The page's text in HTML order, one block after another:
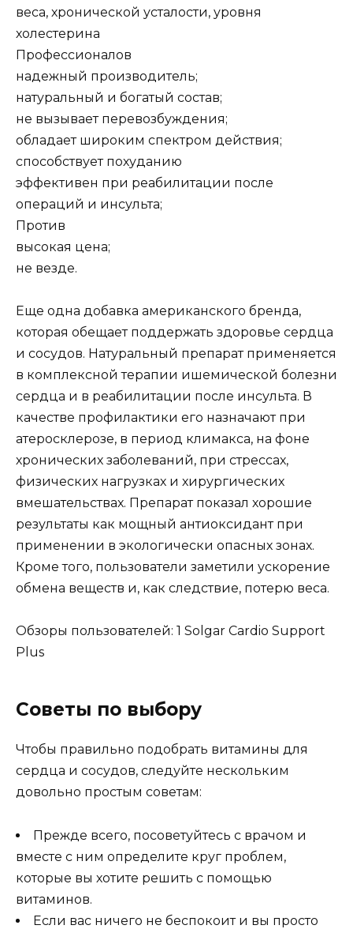
веса, хронической усталости, уровня
холестерина
Профессионалов
надежный производитель;
натуральный и богатый состав;
не вызывает перевозбуждения;
обладает широким спектром действия;
способствует похуданию
эффективен при реабилитации после
операций и инсульта;
Против
высокая цена;
не везде.
Еще одна добавка американского бренда,
которая обещает поддержать здоровье сердца
и сосудов. Натуральный препарат применяется
в комплексной терапии ишемической болезни
сердца и в реабилитации после инсульта. В
качестве профилактики его назначают при
атеросклерозе, в период климакса, на фоне
хронических заболеваний, при стрессах,
физических нагрузках и хирургических
вмешательствах. Препарат показал хорошие
результаты как мощный антиоксидант при
применении в экологически опасных зонах.
Кроме того, пользователи заметили ускорение
обмена веществ и, как следствие, потерю веса.
Обзоры пользователей: 1 Solgar Cardio Support
Plus
Советы по выбору
Чтобы правильно подобрать витамины для
сердца и сосудов, следуйте нескольким
довольно простым советам:
Прежде всего, посоветуйтесь с врачом и
вместе с ним определите круг проблем,
которые вы хотите решить с помощью
витаминов.
Если вас ничего не беспокоит и вы просто